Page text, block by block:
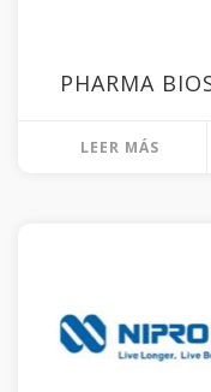
PHARMA
LEER MÁS